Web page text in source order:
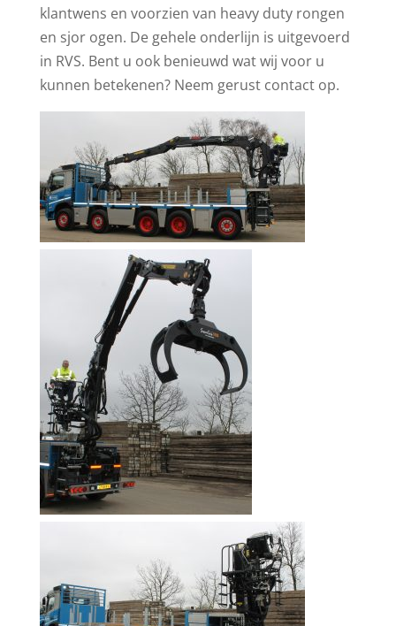
klantwens en voorzien van heavy duty rongen
en sjor ogen. De gehele onderlijn is uitgevoerd
in RVS. Bent u ook benieuwd wat wij voor u
kunnen betekenen? Neem gerust contact op.